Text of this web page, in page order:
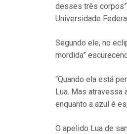
desses três
Universidade
Segundo ele, no
mordida”
“Quando ela está
Lua. Mas atravessa
enquanto a azul é
O apelido Lua de